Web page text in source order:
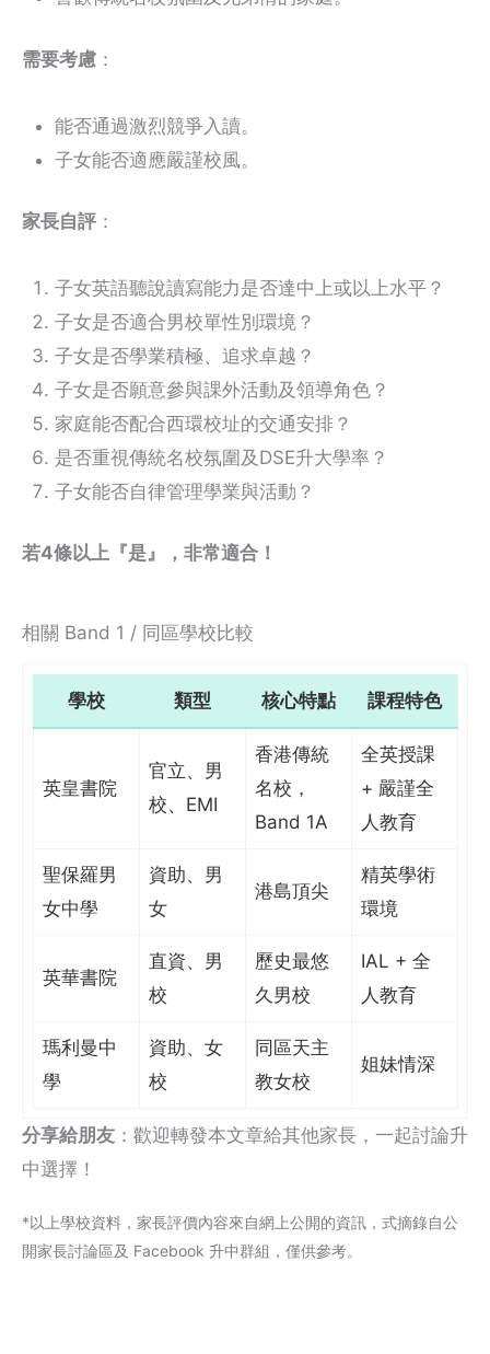
需要考慮 ：
能否通過激烈競爭入讀。
子女能否適應嚴謹校風。
家長自評 ：
子女英語聽說讀寫能力是否達中上或以上水平？
子女是否適合男校單性別環境？
子女是否學業積極、追求卓越？
子女是否願意參與課外活動及領導角色？
家庭能否配合西環校址的交通安排？
是否重視傳統名校氛圍及DSE升大學率？
子女能否自律管理學業與活動？
若4條以上『是』，非常適合！
相關 Band 1 / 同區學校比較
學校 類型 核心特點 課程特色
英皇書院
官立、男
校、EMI
香港傳統
名校，
Band 1A
全英授課
+ 嚴謹全
人教育
聖保羅男
女中學
資助、男
女
港島頂尖
精英學術
環境
英華書院
直資、男
校
歷史最悠
久男校
IAL + 全
人教育
瑪利曼中
學
資助、女
校
同區天主
教女校
姐妹情深
分享給朋友 ：歡迎轉發本文章給其他家長，一起討論升
中選擇！
*以上學校資料，家長評價內容來自網上公閞的資訊，式摘錄自公
開家長討論區及 Facebook 升中群組，僅供參考。